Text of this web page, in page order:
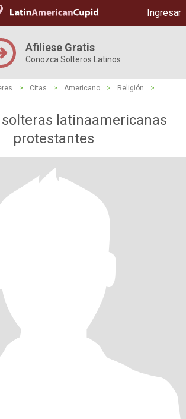
Ingresar
Afiliese Gratis
Conozca Solteros Latinos
> Citas > Americano > Religión
>
solteras latinaamericanas
protestantes